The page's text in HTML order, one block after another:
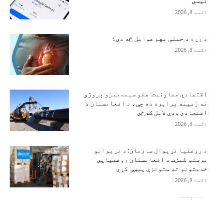
اګست 8, 2026
د زړه د حملې مهم عوامل څه دي؟
اګست 8, 2026
اقتصادي معاونیت: هغو سیمه‌ییزو پروژو
ته زمینه برابره ده چې، د افغانستان د
اقتصادي ودې لامل ګرځي
اګست 8, 2026
د روغتیا نړیوال سازمان: د نړیوالو
مرستو کمښت د افغانستان روغتیايي
خدمتونو ته ستونزې پېښې کړي
اګست 8, 2026